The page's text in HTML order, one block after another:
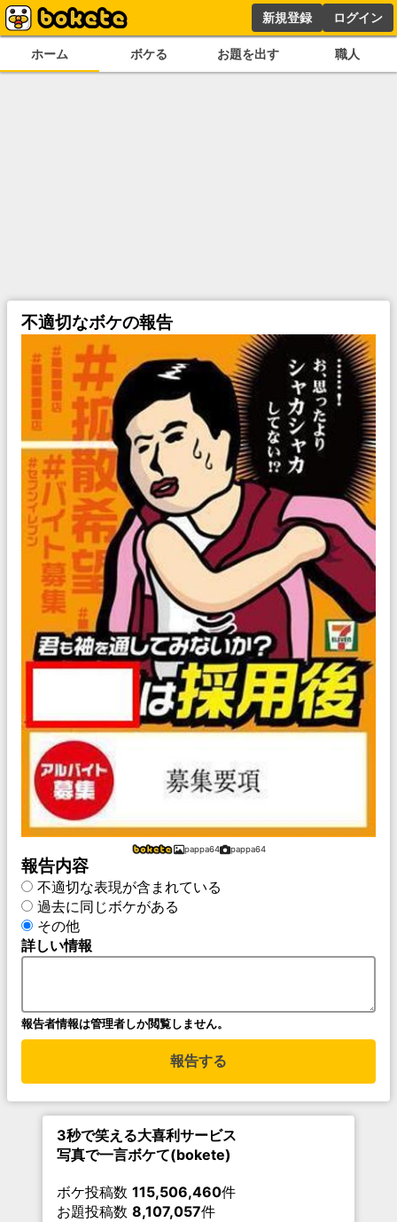
新規登録 ログイン
ホーム ボケる お題を出す 職人
不適切なボケの報告
pappa64 pappa64
報告内容
不適切な表現が含まれている
過去に同じボケがある
その他
詳しい情報
報告者情報は管理者しか閲覧しません。
報告する
3秒で笑える大喜利サービス
写真で一言ボケて(bokete)
ボケ投稿数 115,506,460件
お題投稿数 8,107,057件